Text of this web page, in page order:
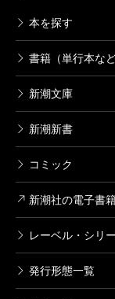
本を探す
書籍（単行本など
新潮文庫
新潮新書
コミック
新潮社の電子書
レーベル・シリ
発行形態一覧